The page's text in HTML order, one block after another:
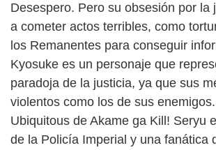
Desespero. Pero su obsesión por la
a cometer actos terribles, como
los Remanentes para conseguir
Kyosuke es un personaje que
paradoja de la justicia, ya que sus
violentos como los de sus
Ubiquitous de Akame ga Kill! Seryu
de la Policía Imperial y una fanática